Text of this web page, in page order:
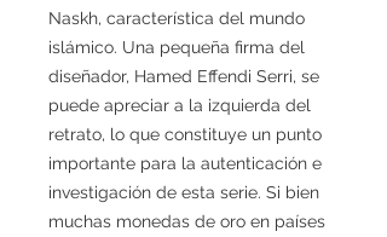
Naskh, característica del mundo
islámico. Una pequeña firma del
diseñador, Hamed Effendi Serri, se
puede apreciar a la izquierda del
retrato, lo que constituye un punto
importante para la autenticación e
investigación de esta serie. Si bien
muchas monedas de oro en países